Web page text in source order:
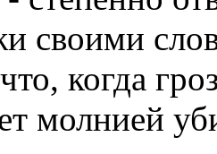
своими
когда
молнией